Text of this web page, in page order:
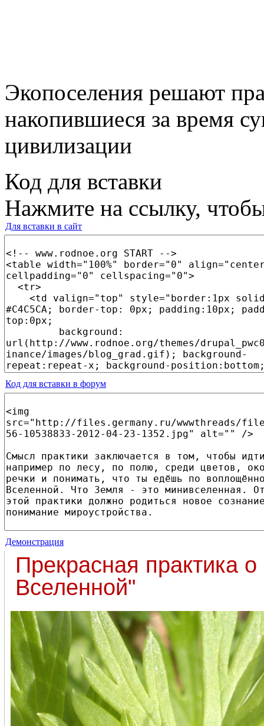
Экопоселения решают
накопившиеся за время
цивилизации
Код для вставки
Нажмите на ссылку,
Для вставки в сайт
Код для вставки в форум
Демонстрация
Прекрасная практика
Вселенной"